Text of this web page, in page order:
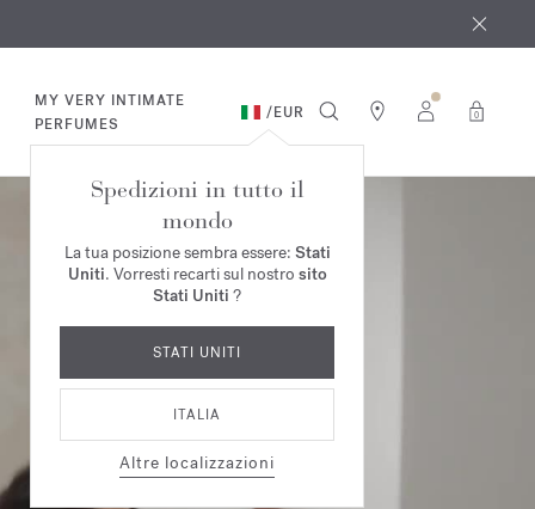
MY VERY INTIMATE
PERFUMES
/EUR 0
Spedizioni in tutto il
mondo
La tua posizione sembra essere: Stati
Uniti. Vorresti recarti sul nostro sito
Stati Uniti ?
STATI UNITI
ITALIA
Altre localizzazioni